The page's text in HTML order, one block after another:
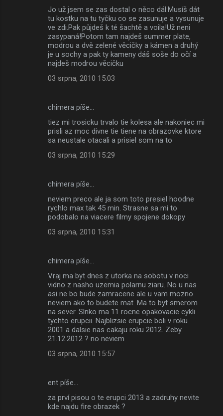
Jo už jsem se zas dostal o něco dál:Musíš dát
tu kostku na tu tyčku co se zasunuje a vysunuje
ve zdi.Pak půjdeš k té šachtě a voila!Už neni
zasypaná!Potom tam najdeš summer plate,
modrou a dvě zelené věcičky a kámen a druhý
je u sochy a pak ty kameny dáš soše do očí a
najdeš modrou věcičku
03 srpna, 2010 15:03
chimera píše…
tiez mi trosicku trvalo tie kolesa ale nakoniec mi
prisli az moc divne tie tiene na obrazovke ktore
sa neustale otacali a prisiel som na to
03 srpna, 2010 15:29
chimera píše…
neviem preco ale ja som toto presiel hoodne
rychlo max tak 45 min. Strasne sa mi to
podobalo na viacere filmy spojene dokopy
03 srpna, 2010 15:31
chimera píše…
Vraj ma byt dnes z utorka na sobotu v noci
vidno z nasho uzemia polarnu ziaru. No u nas
asi ne bo bude zamracene ale u vam mozno
neviem ako to budete mat. Ma to byt smerom
na sever. Slnko ma 11 rocne opakovacie cykli
tychto erupcii. Najblizsie erupcie boli v roku
2001 a dalsie nas cakaju roku 2012. Zeby
21.12.2012 ? no neviem
03 srpna, 2010 15:57
ent píše…
za prví pisou o te erupci 2013 a zadruhy nevite
kde najdu fire obrazek ?